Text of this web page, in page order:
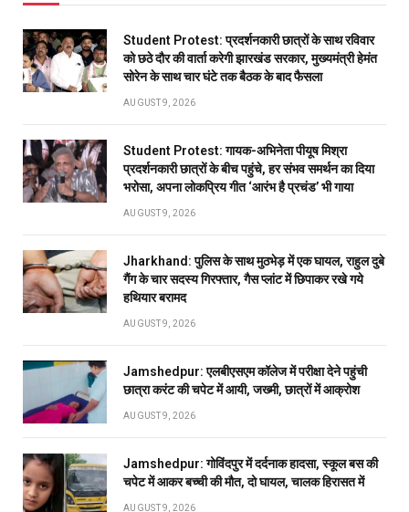
Student Protest: प्रदर्शनकारी छात्रों के साथ रविवार
को छठे दौर की वार्ता करेगी झारखंड सरकार, मुख्यमंत्री हेमंत
सोरेन के साथ चार घंटे तक बैठक के बाद फैसला
AUGUST 9, 2026
Student Protest: गायक-अभिनेता पीयूष मिश्रा
प्रदर्शनकारी छात्रों के बीच पहुंचे, हर संभव समर्थन का दिया
भरोसा, अपना लोकप्रिय गीत ‘आरंभ है प्रचंड’ भी गाया
AUGUST 9, 2026
Jharkhand: पुलिस के साथ मुठभेड़ में एक घायल, राहुल दुबे
गैंग के चार सदस्य गिरफ्तार, गैस प्लांट में छिपाकर रखे गये
हथियार बरामद
AUGUST 9, 2026
Jamshedpur: एलबीएसएम कॉलेज में परीक्षा देने पहुंची
छात्रा करंट की चपेट में आयी, जख्मी, छात्रों में आक्रोश
AUGUST 9, 2026
Jamshedpur: गोविंदपुर में दर्दनाक हादसा, स्कूल बस की
चपेट में आकर बच्ची की मौत, दो घायल, चालक हिरासत में
AUGUST 9, 2026